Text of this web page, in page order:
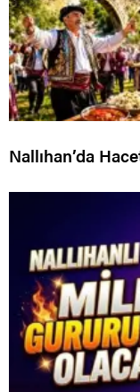
Nallıhan’da